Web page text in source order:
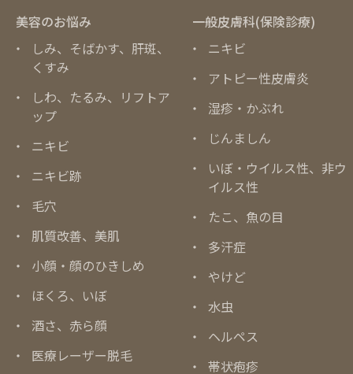
美容のお悩み
しみ、そばかす、肝斑、
くすみ
しわ、たるみ、リフトア
ップ
ニキビ
ニキビ跡
毛穴
肌質改善、美肌
小顔・顔のひきしめ
ほくろ、いぼ
酒さ、赤ら顔
医療レーザー脱毛
一般皮膚科(保険診療)
ニキビ
アトピー性皮膚炎
湿疹・かぶれ
じんましん
いぼ・ウイルス性、非ウ
イルス性
たこ、魚の目
多汗症
やけど
水虫
ヘルペス
帯状疱疹